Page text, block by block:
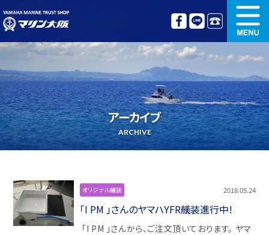
中古艇情報
オリジナル艤装 ボート免許講習
更新講習 クルージング情報
アーカイブ
ARCHIVE
オリジナル艤装 2018.05.24
「I PM 」さんのヤマハYFR艤装進行中!
「I PM 」さんから、ご注文頂いております。 ヤマ